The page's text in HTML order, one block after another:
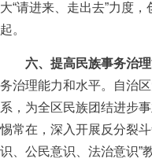
大“请进来、走出去”力度
起。
六、提高民族事务治理
务治理能力和水平。自治
系，为全区民族团结进步
惕常在，深入开展反分裂
识、公民意识、法治意识”